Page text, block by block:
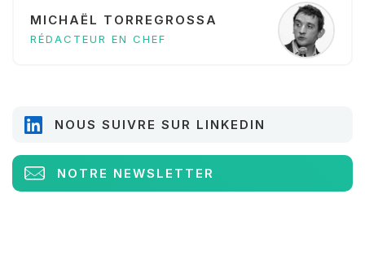
MICHAËL TORREGROSSA
RÉDACTEUR EN CHEF
NOUS SUIVRE SUR LINKEDIN
NOTRE NEWSLETTER